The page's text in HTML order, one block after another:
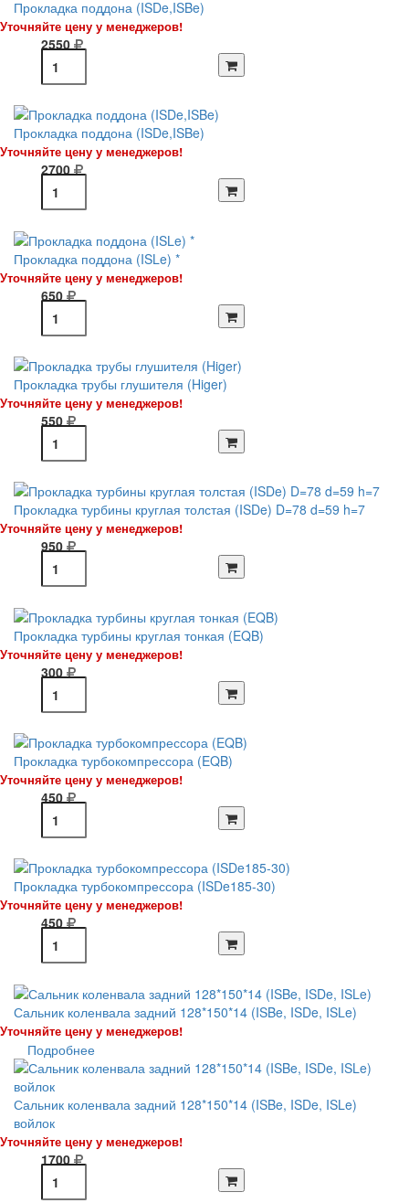
Прокладка поддона (ISDe,ISBe)
Уточняйте цену у менеджеров!
2550
Прокладка поддона (ISDe,ISBe)
Уточняйте цену у менеджеров!
2700
Прокладка поддона (ISLe) *
Уточняйте цену у менеджеров!
650
Прокладка трубы глушителя (Higer)
Уточняйте цену у менеджеров!
550
Прокладка турбины круглая толстая (ISDe) D=78 d=59 h=7
Уточняйте цену у менеджеров!
950
Прокладка турбины круглая тонкая (EQB)
Уточняйте цену у менеджеров!
300
Прокладка турбокомпрессора (EQB)
Уточняйте цену у менеджеров!
450
Прокладка турбокомпрессора (ISDe185-30)
Уточняйте цену у менеджеров!
450
Сальник коленвала задний 128*150*14 (ISBe, ISDe, ISLe)
Уточняйте цену у менеджеров!
Подробнее
Сальник коленвала задний 128*150*14 (ISBe, ISDe, ISLe)
войлок
Уточняйте цену у менеджеров!
1700